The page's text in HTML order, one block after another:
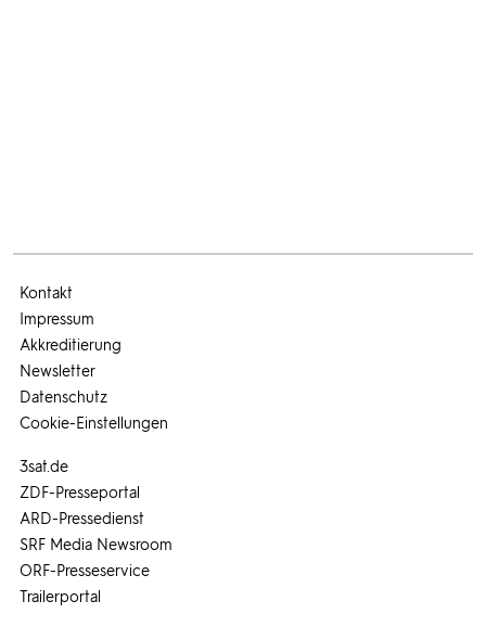
3sat.de
ZDF-Presseportal
ARD-Pressedienst
SRF Media Newsroom
ORF-Presseservice
Trailerportal
Kontakt
Impressum
Akkreditierung
Newsletter
Datenschutz
Cookie-Einstellungen